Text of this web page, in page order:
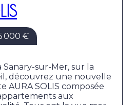
000 €
sur-Mer, sur la
découvrez une nouvelle
AURA SOLIS composée
aux